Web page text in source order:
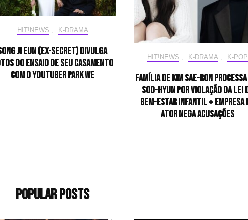
HIT!NEWS , K-DRAMA
Ji Eun (ex-SECRET) divulga
do ensaio de seu casamento
com o youtuber Park We
HIT!NEWS , K-DRAMA , K-POP
Família de Kim Sae-ron processa
Soo-hyun por violação da Lei
Bem-Estar Infantil + empresa
ator nega acusações
Popular Posts